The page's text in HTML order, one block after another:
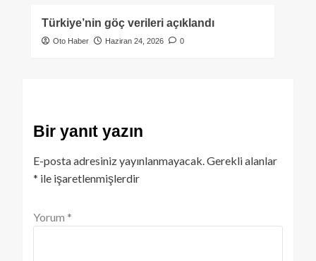
Türkiye’nin göç verileri açıklandı
Oto Haber Haziran 24, 2026 0
Bir yanıt yazın
E-posta adresiniz yayınlanmayacak.Gerekli alanlar
* ile işaretlenmişlerdir
Yorum *